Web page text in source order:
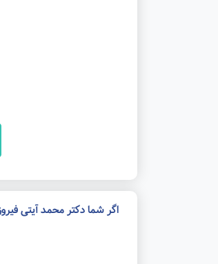
اگر شما دکتر محمد آیتی